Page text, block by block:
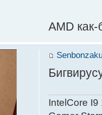
AMD
IntelСore I9